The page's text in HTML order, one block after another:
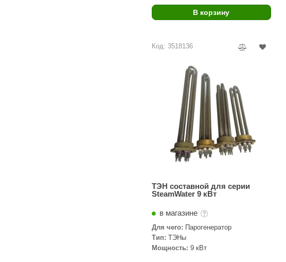
В корзину
Код: 3518136
ТЭН составной для серии
SteamWater 9 кВт
в магазине
Для чего: Парогенератор
Тип: ТЭНы
Мощность: 9 кВт